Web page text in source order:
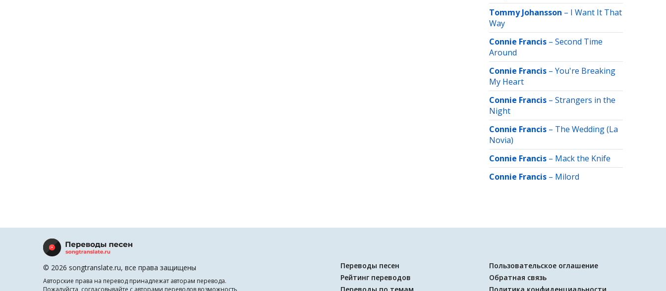
Tommy Johansson – I Want It That
Way
Connie Francis – Second Time
Around
Connie Francis – You're Breaking
My Heart
Connie Francis – Strangers in the
Night
Connie Francis – The Wedding (La
Novia)
Connie Francis – Mack the Knife
Connie Francis – Milord
© 2026 songtranslate.ru, все права защищены
Авторские права на перевод принадлежат авторам перевода.
Пожалуйста, согласовывайте с авторами переводов возможность
Пользовательское оглашение
Обратная связь
Переводы песен
Рейтинг переводов